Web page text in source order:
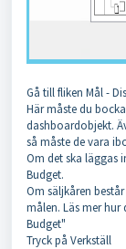
Gå till fliken Mål -
Här måste du
dashboardobjekt.
så måste de vara
Om det ska läggas
Budget.
Om säljkåren
målen. Läs mer
Budget"
Tryck på Verkställ